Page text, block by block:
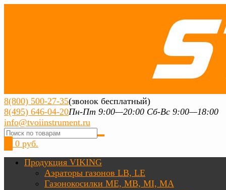
8(800) 500-27-35(звонок бесплатный)
8(495) 646-04-20Пн-Пт 9:00—20:00 Сб-Вс 9:00—18:00
info@tvoiinstrument.ru
0 руб.
Продукция VIKING
Аэраторы газонов LB, LE
Газонокосилки ME, MB, MI, MA